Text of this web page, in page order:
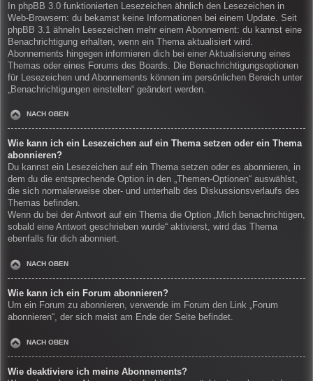
In phpBB 3.0 funktionierten Lesezeichen ähnlich den Lesezeichen in
Web-Browsern: du bekamst keine Informationen bei einem Update. Seit
phpBB 3.1 ähneln Lesezeichen mehr einem Abonnement: du kannst eine
Benachrichtigung erhalten, wenn ein Thema aktualisiert wird.
Abonnements hingegen informieren dich bei einer Aktualisierung eines
Themas oder eines Forums des Boards. Die Benachrichtigungsoptionen
für Lesezeichen und Abonnements können im persönlichen Bereich unter
„Benachrichtigungen einstellen“ geändert werden.
NACH OBEN
Wie kann ich ein Lesezeichen auf ein Thema setzen oder ein Thema
abonnieren?
Du kannst ein Lesezeichen auf ein Thema setzen oder es abonnieren, in
dem du die entsprechende Option in den „Themen-Optionen“ auswählst,
die sich normalerweise ober- und unterhalb des Diskussionsverlaufs des
Themas befinden.
Wenn du bei der Antwort auf ein Thema die Option „Mich benachrichtigen,
sobald eine Antwort geschrieben wurde“ aktivierst, wird das Thema
ebenfalls für dich abonniert.
NACH OBEN
Wie kann ich ein Forum abonnieren?
Um ein Forum zu abonnieren, verwende im Forum den Link „Forum
abonnieren“, der sich meist am Ende der Seite befindet.
NACH OBEN
Wie deaktiviere ich meine Abonnements?